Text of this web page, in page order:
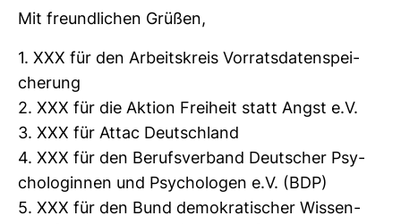
Mit freund­li­chen Grüßen,
1. XXX für den Arbeits­kreis Vor­rats­da­ten­spei­
che­rung
2. XXX für die Aktion Frei­heit statt Angst e.V.
3. XXX für Attac Deutsch­land
4. XXX für den Berufs­ver­band Deut­scher Psy­
cho­lo­ginnen und Psy­cho­logen e.V. (BDP)
5. XXX für den Bund demo­kra­ti­scher Wis­sen­